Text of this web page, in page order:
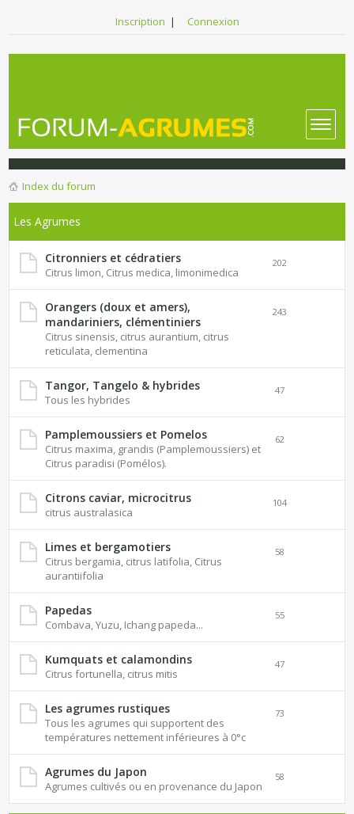
Inscription | Connexion
Index du forum
Les Agrumes
Citronniers et cédratiers
Citrus limon, Citrus medica, limonimedica
202
Orangers (doux et amers),
mandariniers, clémentiniers
Citrus sinensis, citrus aurantium, citrus
reticulata, clementina
243
Tangor, Tangelo & hybrides
Tous les hybrides
47
Pamplemoussiers et Pomelos
Citrus maxima, grandis (Pamplemoussiers) et
Citrus paradisi (Pomélos).
62
Citrons caviar, microcitrus
citrus australasica
104
Limes et bergamotiers
Citrus bergamia, citrus latifolia, Citrus
aurantiifolia
58
Papedas
Combava, Yuzu, Ichang papeda...
55
Kumquats et calamondins
Citrus fortunella, citrus mitis
47
Les agrumes rustiques
Tous les agrumes qui supportent des
températures nettement inférieures à 0°c
73
Agrumes du Japon
Agrumes cultivés ou en provenance du Japon
58